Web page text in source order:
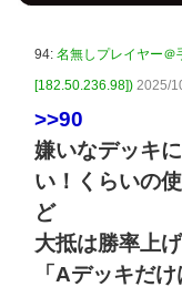
94: 名無しプレイヤー＠
[182.50.236.98]) 2025/
>>90
嫌いなデッキ
い！くらいの
ど
大抵は勝率上
「Aデッキだ